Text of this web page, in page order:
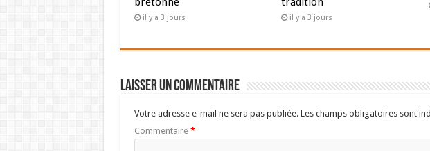
il y a 3 jours il y a 3 jours
Laisser un commentaire
Votre adresse e-mail ne sera pas publiée. Les champs obligatoires sont
Commentaire *